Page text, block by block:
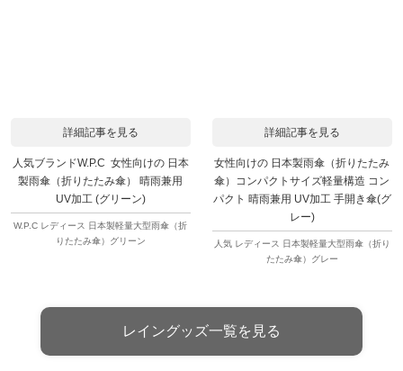
詳細記事を見る
人気ブランドW.P.C 女性向けの 日本
製雨傘（折りたたみ傘） 晴雨兼用
UV加工 (グリーン)
W.P.C レディース 日本製軽量大型雨傘（折
りたたみ傘）グリーン
詳細記事を見る
女性向けの 日本製雨傘（折りたたみ
傘）コンパクトサイズ軽量構造 コン
パクト 晴雨兼用 UV加工 手開き傘(グ
レー)
人気 レディース 日本製軽量大型雨傘（折り
たたみ傘）グレー
レイングッズ一覧を見る